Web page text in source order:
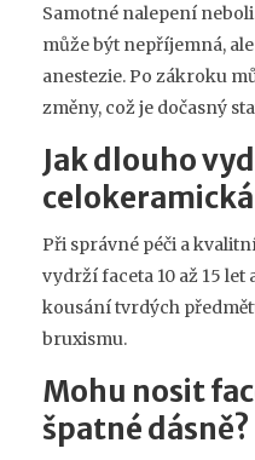
Samotné nalepení
může být nepříjemná,
anestezie. Po zákroku
změny, což je dočasný
Jak dlouho
Při správné péči a
vydrží faceta 10 až 15 let
kousání tvrdých
bruxismu.
Mohu nosit
špatné dásně?